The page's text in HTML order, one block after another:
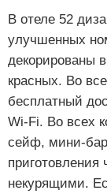
В отеле 52
улучшенных
декорированы
красных. Во
бесплатный
Wi-Fi. Во всех
сейф, мини-
некурящими.